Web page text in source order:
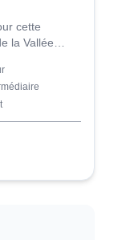
cette
la Vallée
!